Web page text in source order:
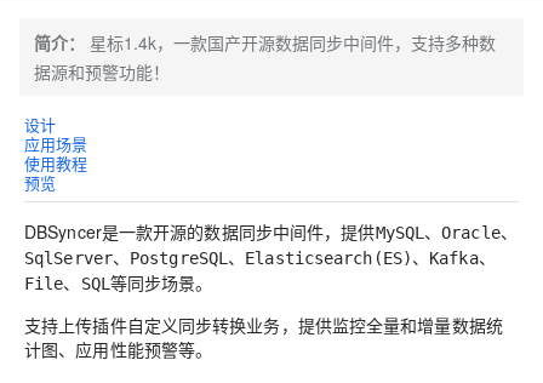
简介：
星标1.4k，一款国产开源数据同步中间件，支持多种数
据源和预警功能！
设计
应用场景
使用教程
预览
DBSyncer是一款开源的数据同步中间件，提供MySQL 、Oracle、
SqlServer、 PostgreSQL 、 Elasticsearch(ES)、 Kafka、
File、 SQL 等同步场景。
支持上传插件自定义同步转换业务，提供监控全量和增量数据统
计图、应用性能预警等。